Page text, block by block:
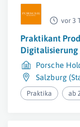
vor 3
Praktikant
Porsche
Salzburg
Praktika ab